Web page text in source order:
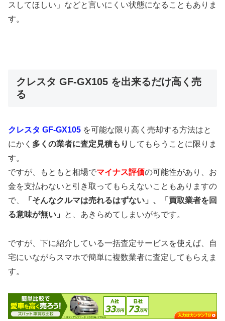
スしてほしい」などと言いにくい状態になることもありま
す。
クレスタ GF-GX105 を出来るだけ高く売
る
クレスタ GF-GX105 を可能な限り高く売却する方法はと
にかく 多くの業者に査定見積もり してもらうことに限りま
す。
ですが、もともと相場でマイナス評価の可能性があり、お
金を支払わないと引き取ってもらえないこともありますの
で、
「そんなクルマは売れるはずない」、「買取業者を回
る意味が無い」
と、あきらめてしまいがちです。
ですが、下に紹介している一括査定サービスを使えば、自
宅にいながらスマホで簡単に複数業者に査定してもらえま
す。